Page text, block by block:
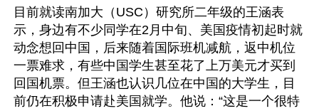
目前就读南加大（USC）研究所二年级的王涵表
示，身边有不少同学在2月中旬、美国疫情初起时就
动念想回中国，后来随着国际班机减航，返中机位
一票难求，有些中国学生甚至花了上万美元才买到
回国机票。但王涵也认识几位在中国的大学生，目
前仍在积极申请赴美国就学。他说：“这是一个很特